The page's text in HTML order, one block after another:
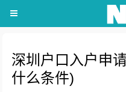
深圳户口入户申
什么条件)